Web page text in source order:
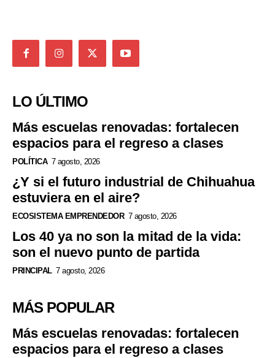
LO ÚLTIMO
Más escuelas renovadas: fortalecen
espacios para el regreso a clases
POLÍTICA 7 agosto, 2026
¿Y si el futuro industrial de Chihuahua
estuviera en el aire?
ECOSISTEMA EMPRENDEDOR 7 agosto, 2026
Los 40 ya no son la mitad de la vida:
son el nuevo punto de partida
PRINCIPAL 7 agosto, 2026
MÁS POPULAR
Más escuelas renovadas: fortalecen
espacios para el regreso a clases